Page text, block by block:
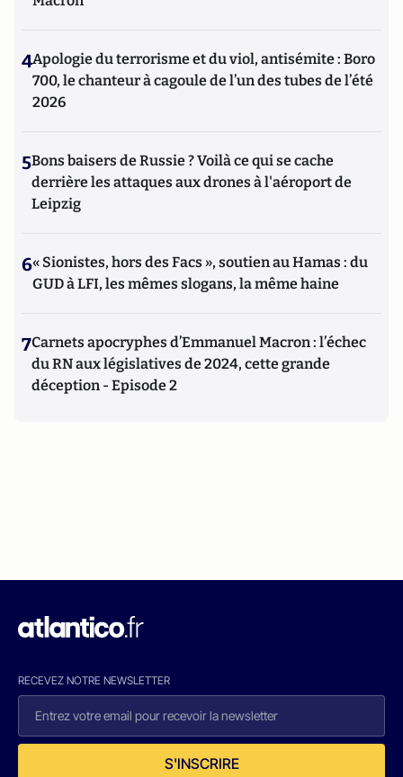
4Apologie du terrorisme et du viol, antisémite : Boro
700, le chanteur à cagoule de l’un des tubes de l’été
2026
5Bons baisers de Russie ? Voilà ce qui se cache
derrière les attaques aux drones à l'aéroport de
Leipzig
6« Sionistes, hors des Facs », soutien au Hamas : du
GUD à LFI, les mêmes slogans, la même haine
7Carnets apocryphes d’Emmanuel Macron : l’échec
du RN aux législatives de 2024, cette grande
déception - Episode 2
RECEVEZ NOTRE NEWSLETTER
S'INSCRIRE